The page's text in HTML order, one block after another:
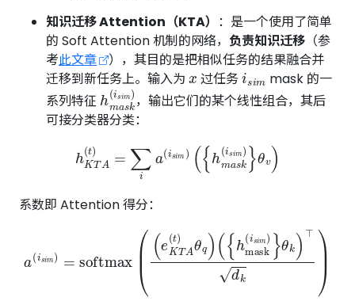
知识迁移 Attention（KTA） ：是一个使用了简单
的 Soft Attention 机制的网络， 负责知识迁移 （参
考此文章
），其目的是把相似任务的结果融合并
迁移到新任务上。输入为
x
过任务
isim
mask 的一
系列特征
hmas (isim)
，输出它们的某个线性组合，其后
可接分类器分类：
t) a(is m { hm as (is m
系数即 Attention 得分：
softmax e KTA (t θq
mask ( sim θ ) ⊤ dk